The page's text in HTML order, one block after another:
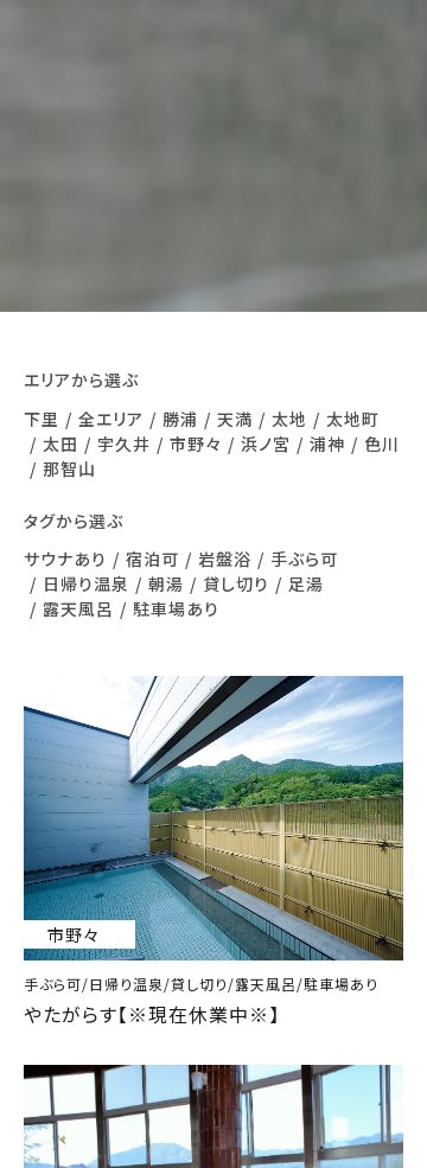
エリアから選ぶ
下里
全エリア 勝浦 天満 太地
太地町
太田
宇久井 市野々 浜ノ宮 浦神
色川
那智山
タグから選ぶ
サウナあり
宿泊可 岩盤浴
手ぶら可
日帰り温泉
朝湯 貸し切り
足湯
露天風呂
駐車場あり
市野々
手ぶら可/日帰り温泉/貸し切り/露天風呂/駐車場あり
やたがらす【※現在休業中※】